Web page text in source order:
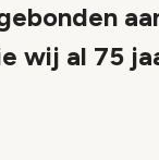
wij al 75